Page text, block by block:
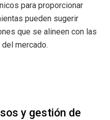
para proporcionar
pueden sugerir
que se alineen con las
mercado.
y gestión de